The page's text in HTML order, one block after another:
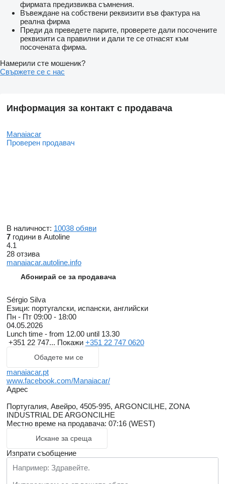
фирмата предизвиква съмнения.
Въвеждане на собствени реквизити във фактура на
реална фирма
Преди да преведете парите, проверете дали посочените
реквизити са правилни и дали те се отнасят към
посочената фирма.
Намерили сте мошеник?
Свържете се с нас
Информация за контакт с продавача
Manaiacar
Проверен продавач
В наличност: 10038 обяви
7 години в Autoline
4.1
28 отзива
manaiacar.autoline.info
Абонирай се за продавача
Sérgio Silva
Езици: португалски, испански, английски
Пн - Пт 09:00 - 18:00
04.05.2026
Lunch time - from 12.00 until 13.30
+351 22 747... Покажи +351 22 747 0620
Обадете ми се
manaiacar.pt
www.facebook.com/Manaiacar/
Адрес
Португалия, Авейро, 4505-995, ARGONCILHE, ZONA
INDUSTRIAL DE ARGONCILHE
Местно време на продавача: 07:16 (WEST)
Искане за среща
Изпрати съобщение